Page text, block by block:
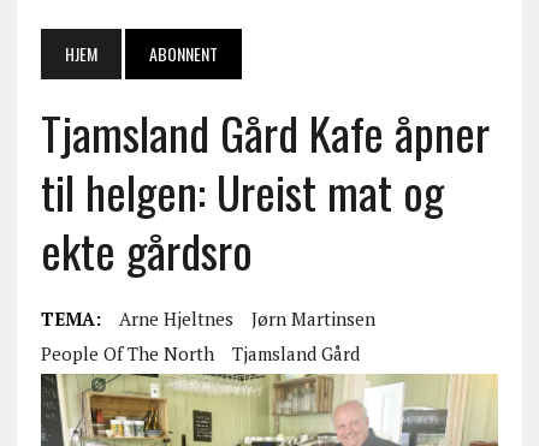
HJEM ABONNENT
Tjamsland Gård Kafe åpner
til helgen: Ureist mat og
ekte gårdsro
TEMA: Arne Hjeltnes
Jørn Martinsen
People Of The North
Tjamsland Gård